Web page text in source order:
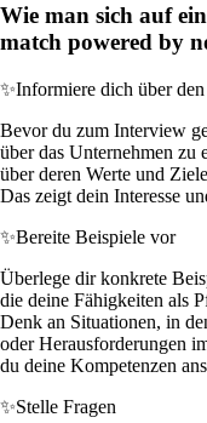
Wie man sich auf
match powered by
✨Informiere dich über
Bevor du zum Interview
über das Unternehmen zu
über deren Werte und
Das zeigt dein Interesse
✨Bereite Beispiele vor
Überlege dir konkrete
die deine Fähigkeiten als
Denk an Situationen, in
oder Herausforderungen
du deine Kompetenzen
✨Stelle Fragen